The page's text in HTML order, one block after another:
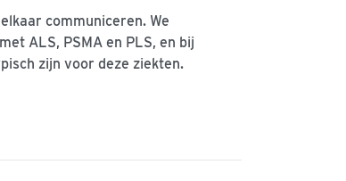
communiceren. We
ALS, PSMA en PLS, en bij
zijn voor deze ziekten.